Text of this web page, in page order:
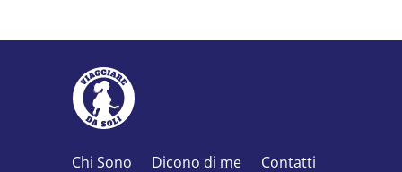
Chi Sono Dicono di me Contatti